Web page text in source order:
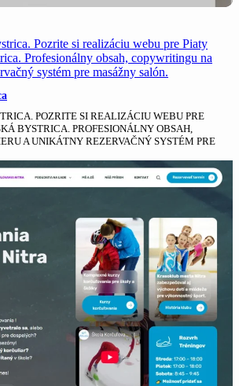
POZRITE SI REALIZÁCIU WEBU PRE
BYSTRICA. PROFESIONÁLNY OBSAH,
A UNIKÁTNY REZERVAČNÝ SYSTÉM PRE